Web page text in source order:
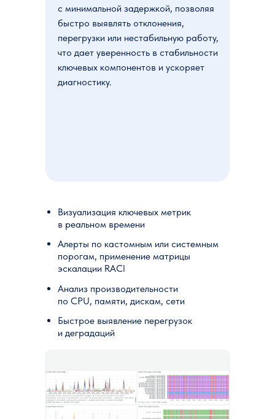
с минимальной задержкой, позволяя
быстро выявлять отклонения,
перегрузки или нестабильную работу,
что дает уверенность в стабильности
ключевых компонентов и ускоряет
диагностику.
Визуализация ключевых метрик
в реальном времени
Анализ производительности
по CPU, памяти, дискам, сети
Быстрое выявление перегрузок
и деградаций
Алерты по кастомным или системным
порогам, применение матрицы
эскалации RACI